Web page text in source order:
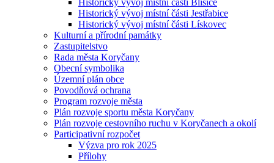
Historický vývoj místní části Blišice
Historický vývoj místní části Jestřabice
Historický vývoj místní části Lískovec
Kulturní a přírodní památky
Zastupitelstvo
Rada města Koryčany
Obecní symbolika
Územní plán obce
Povodňová ochrana
Program rozvoje města
Plán rozvoje sportu města Koryčany
Plán rozvoje cestovního ruchu v Koryčanech a okolí
Participativní rozpočet
Výzva pro rok 2025
Přílohy